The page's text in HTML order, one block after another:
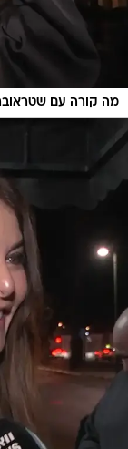
מה קורה עם